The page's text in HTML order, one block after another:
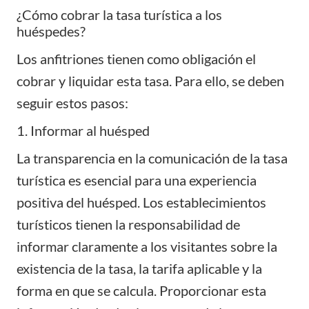
¿Cómo cobrar la tasa turística a los
huéspedes?
Los anfitriones tienen como obligación el
cobrar y liquidar esta tasa. Para ello, se deben
seguir estos pasos:
1. Informar al huésped
La transparencia en la comunicación de la tasa
turística es esencial para una experiencia
positiva del huésped. Los establecimientos
turísticos tienen la responsabilidad de
informar claramente a los visitantes sobre la
existencia de la tasa, la tarifa aplicable y la
forma en que se calcula. Proporcionar esta